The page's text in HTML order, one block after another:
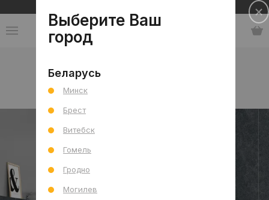
Каталог
коллекция Pulse
Выберите Ваш
город
Беларусь
Минск
Брест
Витебск
Гомель
Гродно
Могилев